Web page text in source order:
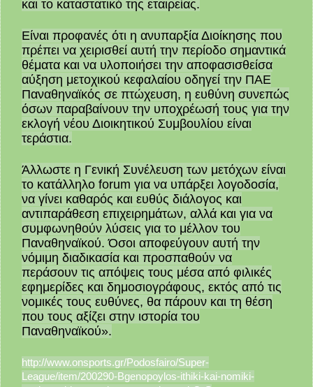
και το καταστατικό της εταιρείας.
Είναι προφανές ότι η ανυπαρξία Διοίκησης που
πρέπει να χειρισθεί αυτή την περίοδο σημαντικά
θέματα και να υλοποιήσει την αποφασισθείσα
αύξηση μετοχικού κεφαλαίου οδηγεί την ΠΑΕ
Παναθηναϊκός σε πτώχευση, η ευθύνη συνεπώς
όσων παραβαίνουν την υποχρέωσή τους για την
εκλογή νέου Διοικητικού Συμβουλίου είναι
τεράστια.
Άλλωστε η Γενική Συνέλευση των μετόχων είναι
το κατάλληλο forum για να υπάρξει λογοδοσία,
να γίνει καθαρός και ευθύς διάλογος και
αντιπαράθεση επιχειρημάτων, αλλά και για να
συμφωνηθούν λύσεις για το μέλλον του
Παναθηναϊκού. Όσοι αποφεύγουν αυτή την
νόμιμη διαδικασία και προσπαθούν να
περάσουν τις απόψεις τους μέσα από φιλικές
εφημερίδες και δημοσιογράφους, εκτός από τις
νομικές τους ευθύνες, θα πάρουν και τη θέση
που τους αξίζει στην ιστορία του
Παναθηναϊκού».
http://www.onsports.gr/Podosfairo/Super-
League/item/200290-Bgenopoylos-ithiki-kai-nomiki-